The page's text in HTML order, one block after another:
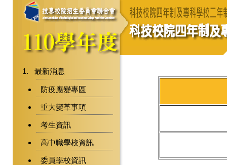
最新消息
防疫應變專區
重大變革事項
考生資訊
高中職學校資訊
委員學校資訊